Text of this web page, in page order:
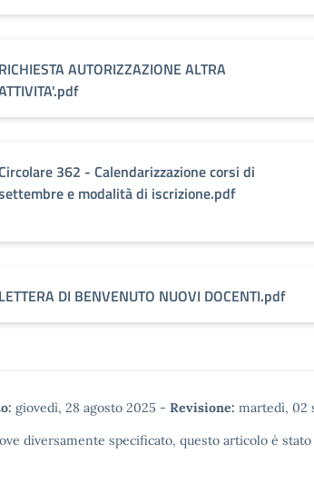
AUTORIZZAZIONE ALTRA
362 - Calendarizzazione corsi di
e modalità di iscrizione.pdf
DI BENVENUTO NUOVI DOCENTI.pdf
giovedì, 28 agosto 2025 - Revisione: martedì, 02
diversamente specificato, questo articolo è